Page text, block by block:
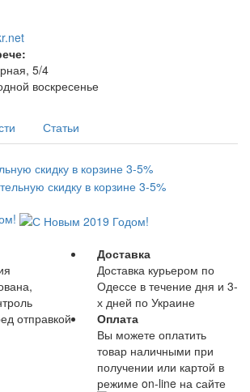
5/4
воскресенье
Статьи
скидку в корзине 3-5%
отправкой
Доставка
Доставка курьером по
Одессе в течение дня и 3-
х дней по Украине
Оплата
Вы можете оплатить
товар наличными при
получении или картой в
режиме on-line на сайте